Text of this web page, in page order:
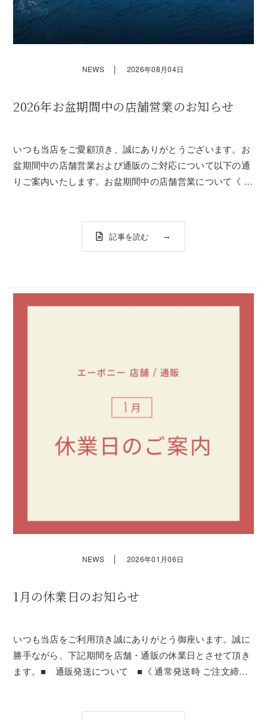
NEWS ｜ 2026年08月04日
2026年お盆期間中の店舗営業のお知らせ
いつも当店をご愛顧頂き、誠にありがとうございます。お
盆期間中の店舗営業および通販のご対応について以下の通
りご案内いたします。お盆期間中の店舗営業について《 営
記事を読む
NEWS ｜ 2026年01月06日
1月の休業日のお知らせ
いつも当店をご利用頂き誠にありがとう御座います。誠に
勝手ながら、下記期間を店舗・通販の休業日とさせて頂き
ます。■ 通販発送について ■《 通常発送時 ご注文締切